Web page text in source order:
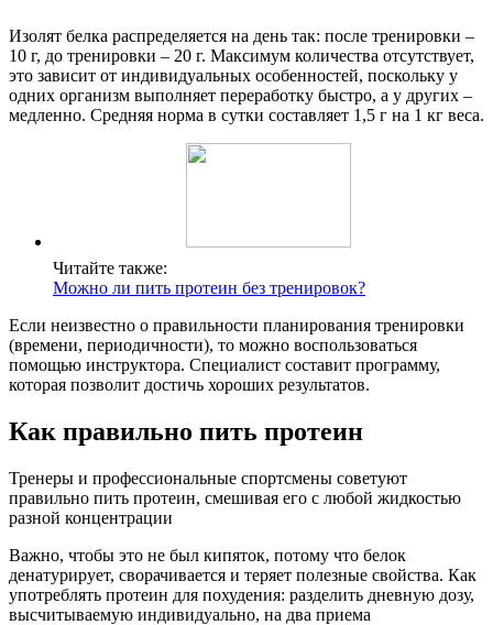
Изолят белка распределяется на день так: после тренировки –
10 г, до тренировки – 20 г. Максимум количества отсутствует,
это зависит от индивидуальных особенностей, поскольку у
одних организм выполняет переработку быстро, а у других –
медленно. Средняя норма в сутки составляет 1,5 г на 1 кг веса.
Читайте также:
Можно ли пить протеин без тренировок?
Если неизвестно о правильности планирования тренировки
(времени, периодичности), то можно воспользоваться
помощью инструктора. Специалист составит программу,
которая позволит достичь хороших результатов.
Как правильно пить протеин
Тренеры и профессиональные спортсмены советуют
правильно пить протеин, смешивая его с любой жидкостью
разной концентрации
Важно, чтобы это не был кипяток, потому что белок
денатурирует, сворачивается и теряет полезные свойства. Как
употреблять протеин для похудения: разделить дневную дозу,
высчитываемую индивидуально, на два приема